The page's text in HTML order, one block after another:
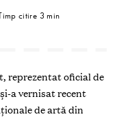
citire 3 min
reprezentat oficial de
a vernisat recent
de artă din